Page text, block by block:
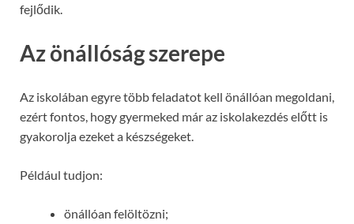
fejlődik.
Az önállóság szerepe
Az iskolában egyre több feladatot kell önállóan megoldani,
ezért fontos, hogy gyermeked már az iskolakezdés előtt is
gyakorolja ezeket a készségeket.
Például tudjon:
önállóan felöltözni;